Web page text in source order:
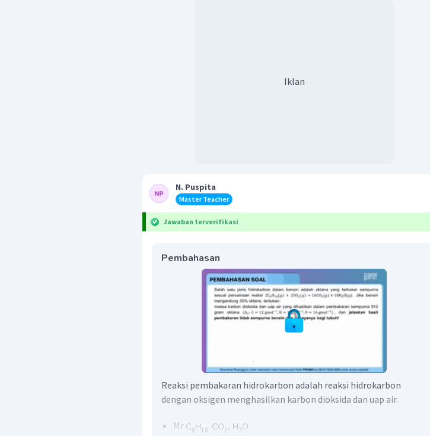
Iklan
N. Puspita
Master Teacher
Jawaban terverifikasi
Pembahasan
Reaksi pembakaran hidrokarbon adalah reaksi hidrokarbon
dengan oksigen menghasilkan karbon dioksida dan uap air.
Mr